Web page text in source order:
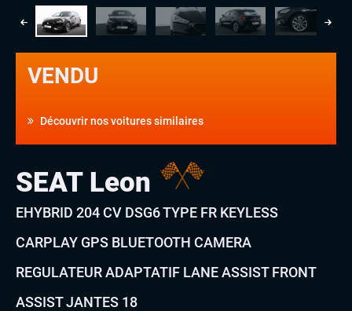
VENDU
Découvrir nos voitures similaires
SEAT Leon
EHYBRID 204 CV DSG6 TYPE FR KEYLESS
CARPLAY GPS BLUETOOTH CAMERA
REGULATEUR ADAPTATIF LANE ASSIST FRONT
ASSIST JANTES 18